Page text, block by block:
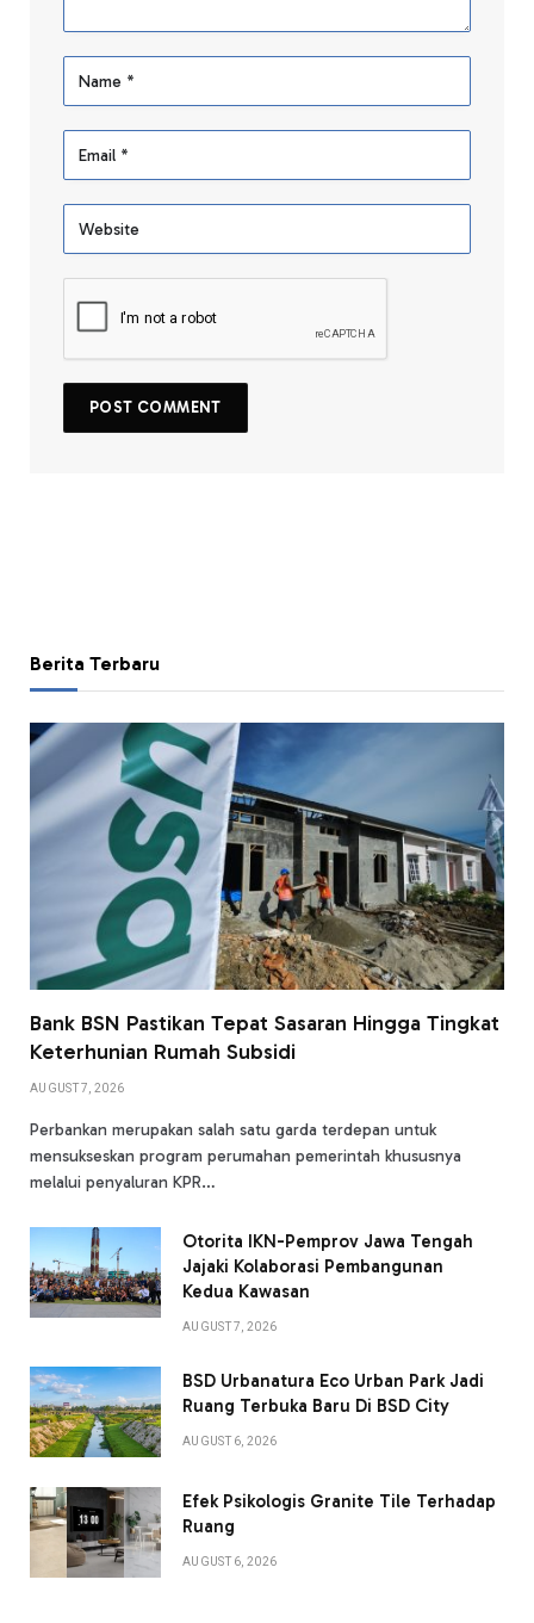
Berita Terbaru
Bank BSN Pastikan Tepat Sasaran Hingga Tingkat
Keterhunian Rumah Subsidi
AUGUST 7, 2026
Perbankan merupakan salah satu garda terdepan untuk
mensukseskan program perumahan pemerintah khususnya
melalui penyaluran KPR…
Otorita IKN-Pemprov Jawa Tengah
Jajaki Kolaborasi Pembangunan
Kedua Kawasan
AUGUST 7, 2026
BSD Urbanatura Eco Urban Park Jadi
Ruang Terbuka Baru Di BSD City
AUGUST 6, 2026
Efek Psikologis Granite Tile Terhadap
Ruang
AUGUST 6, 2026